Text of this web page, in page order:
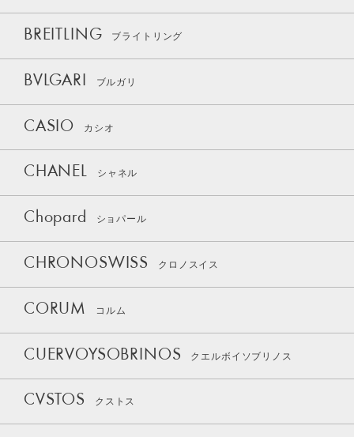
BREITLING ブライトリング
BVLGARI ブルガリ
CASIO カシオ
CHANEL シャネル
Chopard ショパール
CHRONOSWISS クロノスイス
CORUM コルム
CUERVOYSOBRINOS クエルボイソブリノス
CVSTOS クストス